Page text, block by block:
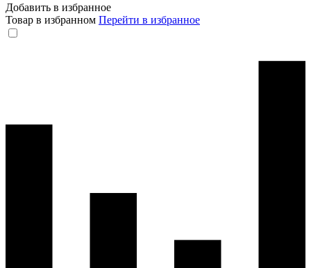
Добавить в избранное
Товар в избранном Перейти в избранное